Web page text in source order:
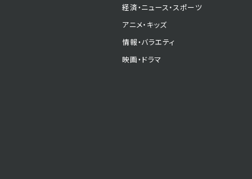
経済・ニュース・スポーツ
アニメ・キッズ
情報・バラエティ
映画・ドラマ